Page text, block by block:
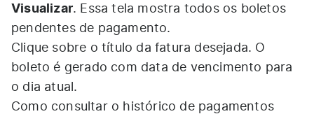
Visualizar. Essa tela mostra todos os boletos
pendentes de pagamento.
Clique sobre o título da fatura desejada. O
boleto é gerado com data de vencimento para
o dia atual.
Como consultar o histórico de pagamentos